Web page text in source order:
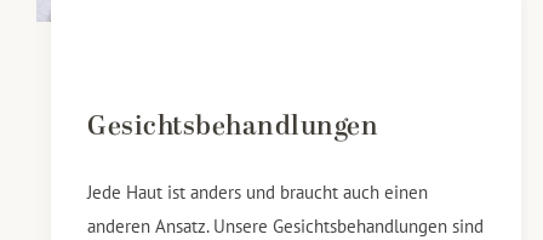
Gesichtsbehandlungen
Jede Haut ist anders und braucht auch einen
anderen Ansatz. Unsere Gesichtsbehandlungen sind